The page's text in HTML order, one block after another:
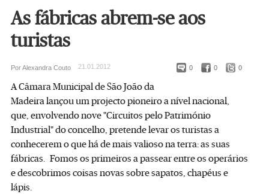
As fábricas abrem-se aos
turistas
0 0 0
Por Alexandra Couto 21.01.2012
A Câmara Municipal de São João da
Madeira lançou um projecto pioneiro a nível nacional,
que, envolvendo nove "Circuitos pelo Património
Industrial" do concelho, pretende levar os turistas a
conhecerem o que há de mais valioso na terra: as suas
fábricas. Fomos os primeiros a passear entre os operários
e descobrimos coisas novas sobre sapatos, chapéus e
lápis.